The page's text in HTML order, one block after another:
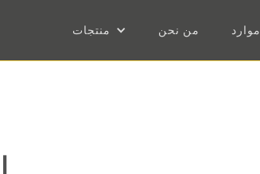
منتجات من نحن موارد